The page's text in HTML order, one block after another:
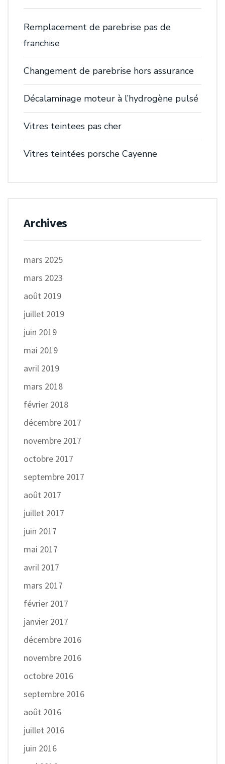
Remplacement de parebrise pas de
franchise
Changement de parebrise hors assurance
Décalaminage moteur à l’hydrogène pulsé
Vitres teintees pas cher
Vitres teintées porsche Cayenne
Archives
mars 2025
mars 2023
août 2019
juillet 2019
juin 2019
mai 2019
avril 2019
mars 2018
février 2018
décembre 2017
novembre 2017
octobre 2017
septembre 2017
août 2017
juillet 2017
juin 2017
mai 2017
avril 2017
mars 2017
février 2017
janvier 2017
décembre 2016
novembre 2016
octobre 2016
septembre 2016
août 2016
juillet 2016
juin 2016